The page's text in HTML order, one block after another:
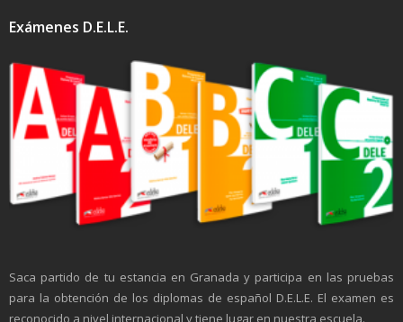
Exámenes D.E.L.E.
Saca partido de tu estancia en Granada y participa en las pruebas
para la obtención de los diplomas de español D.E.L.E. El examen es
reconocido a nivel internacional y tiene lugar en nuestra escuela.